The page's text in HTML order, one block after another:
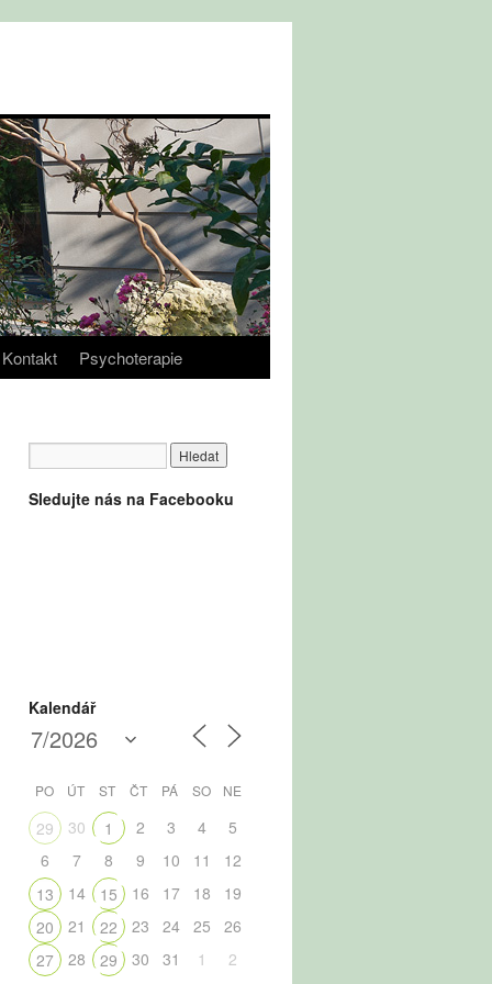
Kontakt Psychoterapie
Sledujte nás na Facebooku
Kalendář
PO ÚT ST ČT PÁ SO NE
29 30 1 2 3 4
5
6
7 8 9 10 11
12
13
14 15 16 17 18
19
20
21 22 23 24 25
26
27
28 29 30 31 1 2